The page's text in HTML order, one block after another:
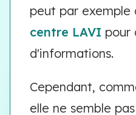
peut par
centre LAVI pour
d'informations.
Cependant,
elle ne semble